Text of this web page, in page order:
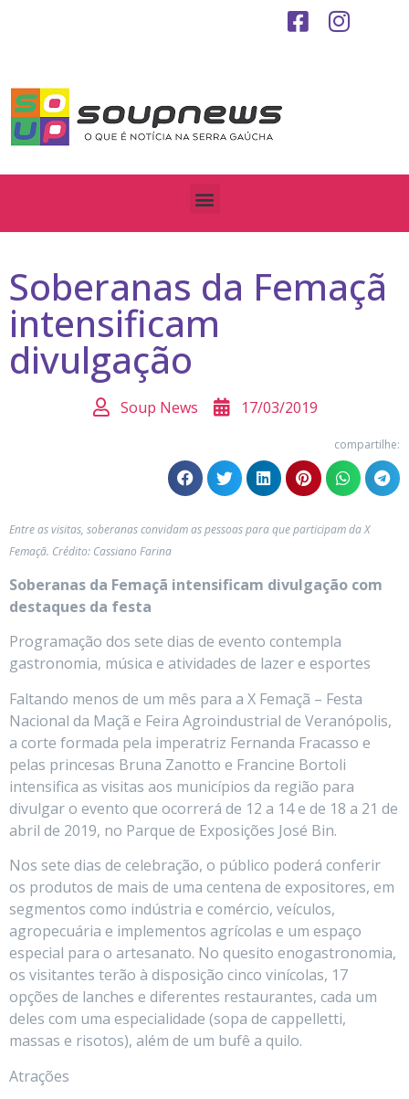
Soberanas da Femaçã
intensificam
divulgação
Soup News 17/03/2019
compartilhe:
Entre as visitas, soberanas convidam as pessoas para que participam da X
Femaçã. Crédito: Cassiano Farina
Soberanas da Femaçã intensificam divulgação com
destaques da festa
Programação dos sete dias de evento contempla
gastronomia, música e atividades de lazer e esportes
Faltando menos de um mês para a X Femaçã – Festa
Nacional da Maçã e Feira Agroindustrial de Veranópolis,
a corte formada pela imperatriz Fernanda Fracasso e
pelas princesas Bruna Zanotto e Francine Bortoli
intensifica as visitas aos municípios da região para
divulgar o evento que ocorrerá de 12 a 14 e de 18 a 21 de
abril de 2019, no Parque de Exposições José Bin.
Nos sete dias de celebração, o público poderá conferir
os produtos de mais de uma centena de expositores, em
segmentos como indústria e comércio, veículos,
agropecuária e implementos agrícolas e um espaço
especial para o artesanato. No quesito enogastronomia,
os visitantes terão à disposição cinco vinícolas, 17
opções de lanches e diferentes restaurantes, cada um
deles com uma especialidade (sopa de cappelletti,
massas e risotos), além de um bufê a quilo.
Atrações